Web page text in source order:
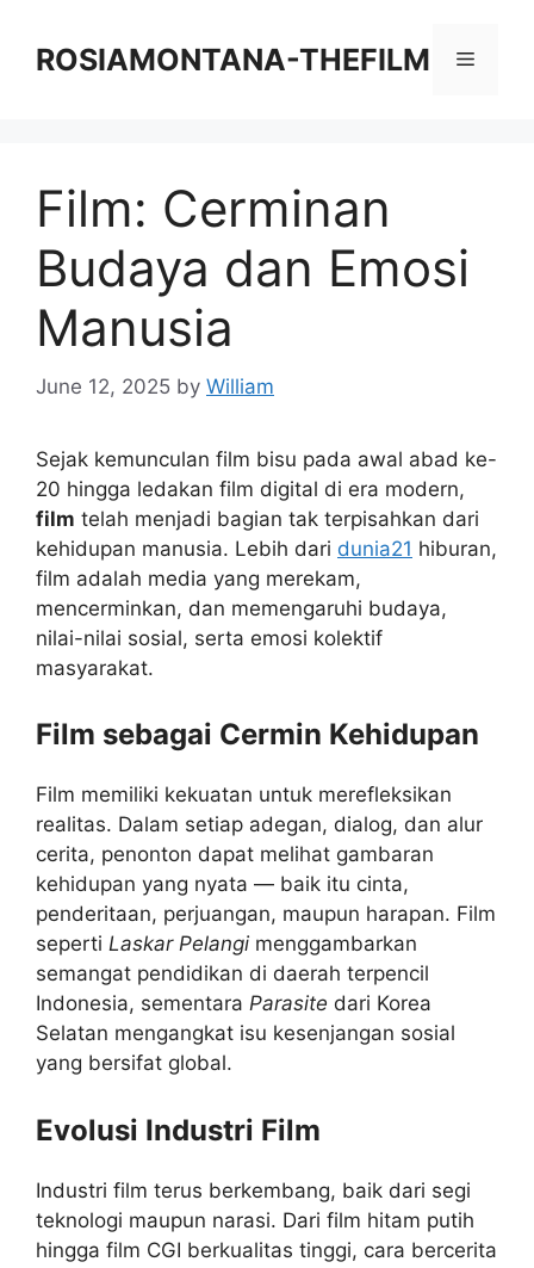
contentROSIAMONTANA-THEFILM Menu
Film: Cerminan
Budaya dan Emosi
Manusia
June 12, 2025 by William
Sejak kemunculan film bisu pada awal abad ke-
20 hingga ledakan film digital di era modern,
film telah menjadi bagian tak terpisahkan dari
kehidupan manusia. Lebih dari dunia21 hiburan,
film adalah media yang merekam,
mencerminkan, dan memengaruhi budaya,
nilai-nilai sosial, serta emosi kolektif
masyarakat.
Film sebagai Cermin Kehidupan
Film memiliki kekuatan untuk merefleksikan
realitas. Dalam setiap adegan, dialog, dan alur
cerita, penonton dapat melihat gambaran
kehidupan yang nyata — baik itu cinta,
penderitaan, perjuangan, maupun harapan. Film
seperti Laskar Pelangi menggambarkan
semangat pendidikan di daerah terpencil
Indonesia, sementara Parasite dari Korea
Selatan mengangkat isu kesenjangan sosial
yang bersifat global.
Evolusi Industri Film
Industri film terus berkembang, baik dari segi
teknologi maupun narasi. Dari film hitam putih
hingga film CGI berkualitas tinggi, cara bercerita